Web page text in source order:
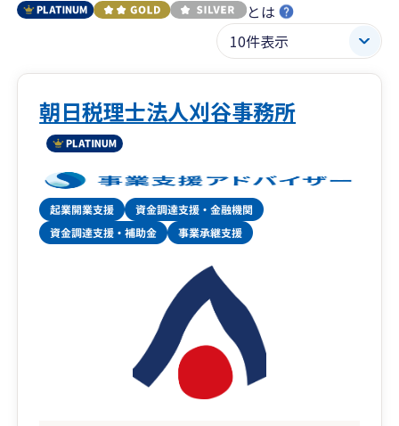
とは
朝日税理士法人刈谷事務所